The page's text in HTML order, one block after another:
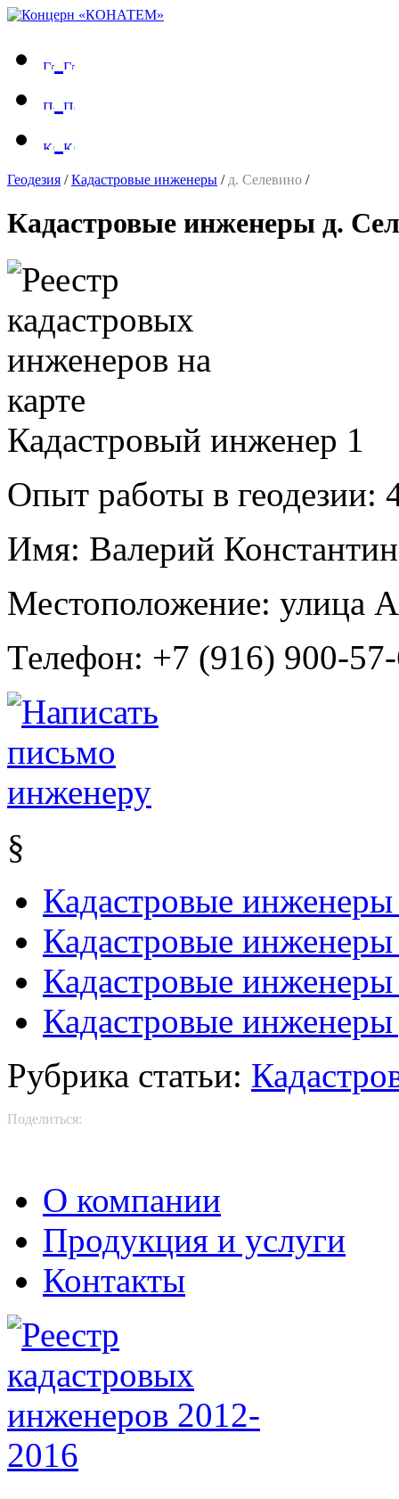
Геодезия /Кадастровые инженеры / д. Селевино /
Кадастровые инженеры д.
Кадастровый инженер 1
Опыт работы в геодезии:
Имя: Валерий
Местоположение: улица
Телефон: +7 (916) 900-
§
Кадастровые инженеры
Кадастровые
Кадастровые
Кадастровые инженеры
Рубрика статьи:
Поделиться:
О компании
Продукция и услуги
Контакты